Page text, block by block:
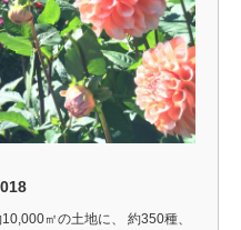
㎡の土地に、 約350種、